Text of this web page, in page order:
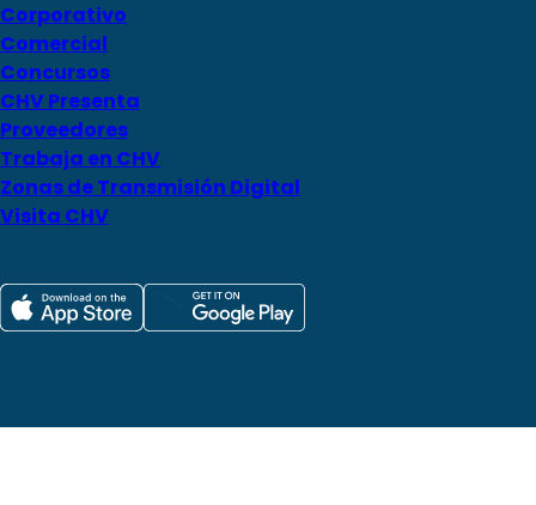
Corporativo
Comercial
Concursos
CHV Presenta
Proveedores
Trabaja en CHV
Zonas de Transmisión Digital
Visita CHV